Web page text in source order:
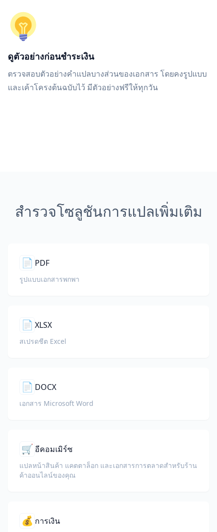
ดูตัวอย่างก่อนชำระเงิน
ตรวจสอบตัวอย่างคำแปลบางส่วนของเอกสาร โดยคงรูปแบบ
และเค้าโครงต้นฉบับไว้ มีตัวอย่างฟรีให้ทุกวัน
สำรวจโซลูชันการแปลเพิ่มเติม
📄 PDF
รูปแบบเอกสารพกพา
📄 XLSX
สเปรดชีต Excel
📄 DOCX
เอกสาร Microsoft Word
🛒 อีคอมเมิร์ซ
แปลหน้าสินค้า แคตตาล็อก และเอกสารการตลาดสำหรับร้าน
ค้าออนไลน์ของคุณ
💰 การเงิน